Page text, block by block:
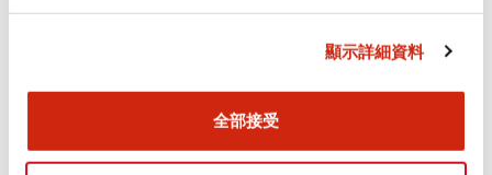
顯示詳細資料
全部接受
認證與標準